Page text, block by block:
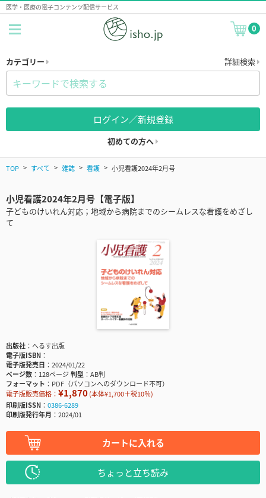
医学・医療の電子コンテンツ配信サービス
0
カテゴリー 詳細検索
ログイン／新規登録
初めての方へ
TOP すべて 雑誌 看護 小児看護2024年2月号
小児看護2024年2月号【電子版】
⼦どものけいれん対応；地域から病院までのシームレスな看護をめざし
て
出版社
へるす出版
電子版ISBN
電子版発売日
2024/01/22
ページ数
128ページ判型
AB判
フォーマット
PDF（パソコンへのダウンロード不可）
電子版販売価格： ¥1,870(本体¥1,700＋税10％)
印刷版ISSN
0386-6289
印刷版発行年月
2024/01
カートに入れる
ちょっと立ち読み